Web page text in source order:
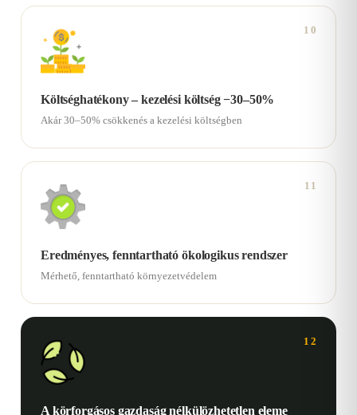
10
Költséghatékony – kezelési költség −30–50%
Akár 30–50% csökkenés a kezelési költségben
11
Eredményes, fenntartható ökologikus rendszer
Mérhető, fenntartható környezetvédelem
12
A körforgásos gazdaság nélkülözhetetlen eleme